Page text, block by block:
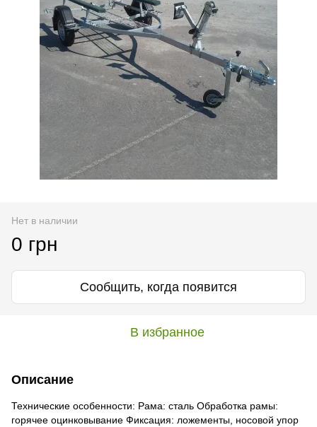
Нет в наличии
0 грн
Сообщить, когда появится
В избранное
Описание
Технические особенности: Рама: сталь Обработка рамы:
горячее оцинковывание Фиксация: ложементы, носовой упор